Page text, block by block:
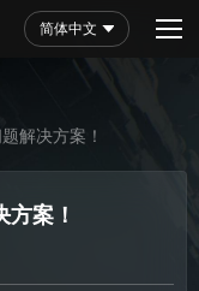
简体中文
解决方案！
案！